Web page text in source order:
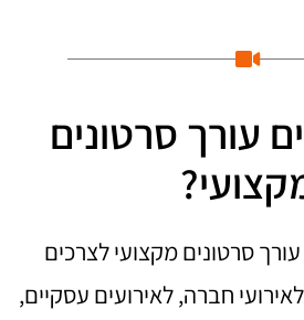
עורך סרטונים
סרטונים מקצועי לצרכים
חברה, לאירועים עסקיים,